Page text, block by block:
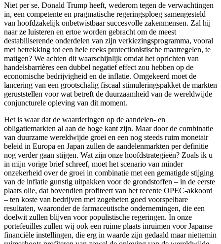
Niet per se. Donald Trump heeft, wederom tegen de verwachtingen
in, een competente en pragmatische regeringsploeg samengesteld
van hoofdzakelijk onbetwistbaar succesvolle zakenmensen. Zal hij
naar ze luisteren en ertoe worden gebracht om de meest
destabiliserende onderdelen van zijn verkiezingsprogramma, vooral
met betrekking tot een hele reeks protectionistische maatregelen, te
matigen? We achten dit waarschijnlijk omdat het oprichten van
handelsbarrières een dubbel negatief effect zou hebben op de
economische bedrijvigheid en de inflatie. Omgekeerd moet de
lancering van een grootschalig fiscaal stimuleringspakket de markten
geruststellen voor wat betreft de duurzaamheid van de wereldwijde
conjuncturele opleving van dit moment.
Het is waar dat de waarderingen op de aandelen- en
obligatiemarkten al aan de hoge kant zijn. Maar door de combinatie
van duurzame wereldwijde groei en een nog steeds ruim monetair
beleid in Europa en Japan zullen de aandelenmarkten per definitie
nog verder gaan stijgen. Wat zijn onze hoofdstrategieën? Zoals ik u
in mijn vorige brief schreef, moet het scenario van minder
onzekerheid over de groei in combinatie met een gematigde stijging
van de inflatie gunstig uitpakken voor de grondstoffen – in de eerste
plaats olie, dat bovendien profiteert van het recente OPEC-akkoord
– ten koste van bedrijven met zogeheten goed voorspelbare
resultaten, waaronder de farmaceutische ondernemingen, die een
doelwit zullen blijven voor populistische regeringen. In onze
portefeuilles zullen wij ook een ruime plaats inruimen voor Japanse
financiële instellingen, die erg in waarde zijn gedaald maar niettemin